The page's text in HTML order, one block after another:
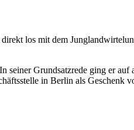
los mit dem
Grundsatzrede ging er
in Berlin als Geschenk